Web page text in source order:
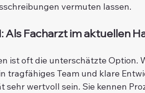
vermuten lassen.
Als Facharzt im aktuellen
ist oft die unterschätzte Option.
tragfähiges Team und klare
sehr wertvoll sein. Sie kennen